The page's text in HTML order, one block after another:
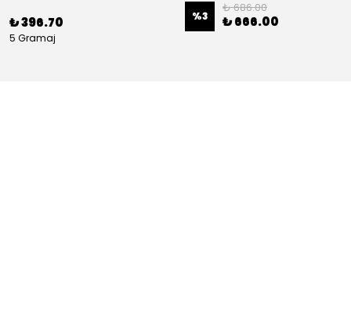
₺ 396.70
5 Gramaj
%3
₺ 686.00
₺ 666.00